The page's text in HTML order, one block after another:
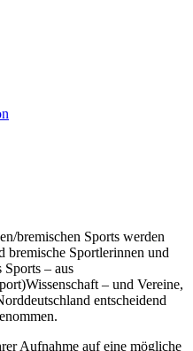
bremischen Sports werden
bremische Sportlerinnen und
Sports – aus
– und Vereine,
entscheidend
Aufnahme auf eine mögliche